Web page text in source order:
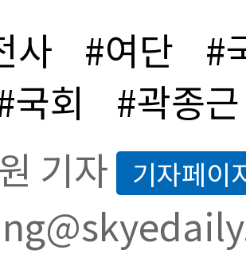
사 #여단
#
국회
#곽종근
기자
기자페이